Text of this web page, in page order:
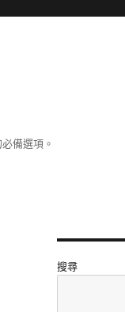
備選項。
搜尋